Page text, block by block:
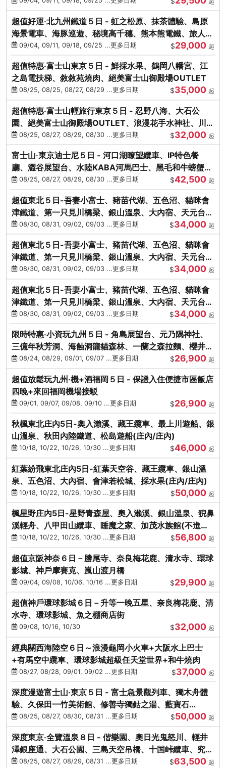
超值好運‧北九州鐵道５日 - 虹之松原、抹茶體驗、島原
海景電車、海豚巡遊、秘境高千穗、熊本熊電鐵、旅人觀
光列車-台中出發
09/04, 09/11, 09/18, 09/25 ...更多日期 $29,000 起
超值特惠‧富士山東京５日 - 鮮採水果、鶴岡八幡宮、江
之島電扶梯、敘敘苑燒肉、絕美富士山御殿場OUTLET
08/25, 08/25, 08/27, 08/29 ...更多日期 $35,000 起
超值特惠‧富士山輕旅行東京５日 - 忍野八海、大石公
園、絕美富士山御殿場OUTLET、浪漫花手水神社、川越
小江戶
08/25, 08/27, 08/29, 08/30 ...更多日期 $32,000 起
富士山‧東京迪士尼５日 - 河口湖瞭望纜車、IP特色餐
廳、澀谷展望台、水陸KABA河馬巴士、黑毛和牛螃蟹美
饌、季節採果
08/25, 08/27, 08/29, 08/30 ...更多日期 $42,500 起
超值東北５日-吾妻小富士、豬苗代湖、五色沼、貓咪會
津鐵道、第一只見川橋梁、銀山溫泉、大內宿、天元台高
原纜車
08/30, 08/31, 09/02, 09/03 ...更多日期 $34,000 起
超值東北５日-吾妻小富士、豬苗代湖、五色沼、貓咪會
津鐵道、第一只見川橋梁、銀山溫泉、大內宿、天元台高
原纜車
08/30, 08/31, 09/02, 09/03 ...更多日期 $34,000 起
超值東北５日-吾妻小富士、豬苗代湖、五色沼、貓咪會
津鐵道、第一只見川橋梁、銀山溫泉、大內宿、天元台高
原纜車
08/30, 08/31, 09/02, 09/03 ...更多日期 $34,000 起
限時特惠‧小資玩九州５日 - 角島展望台、元乃隅神社、
三億年秋芳洞、海蝕洞龍貓森林、一蘭之森拉麵、櫻井二
見浦08/24, 08/29, 09/01, 09/07 ...更多日期 $26,900 起
超值放鬆玩九州‧機+酒福岡５日 - 保證入住便捷市區飯店
四晚+來回福岡機場接駁
09/01, 09/07, 09/08, 09/10 ...更多日期 $26,900 起
秋楓東北庄內5日-奧入瀨溪、藏王纜車、最上川遊船、銀
山溫泉、秋田內陸鐵道、松島遊船(庄內/庄內)
10/18, 10/22, 10/26, 10/30 ...更多日期 $46,000 起
紅葉紛飛東北庄內5日-紅葉天空谷、藏王纜車、銀山溫
泉、五色沼、大內宿、會津若松城、採水果(庄內/庄內)
10/18, 10/22, 10/26, 10/30 ...更多日期 $50,000 起
楓星野庄內5日-星野青森屋、奧入瀨溪、銀山溫泉、猊鼻
溪輕舟、八甲田山纜車、睡魔之家、加茂水族館(不進店)
(庄內/庄內)
10/18, 10/22, 10/26, 10/30 ...更多日期 $56,800 起
超值京阪神奈６日－勝尾寺、奈良梅花鹿、清水寺、環球
影城、神戶摩賽克、嵐山渡月橋
09/04, 09/08, 10/06, 10/16 ...更多日期 $29,900 起
超值神戶環球影城６日－升等一晚五星、奈良梅花鹿、清
水寺、環球影城、魚之棚商店街
09/08, 10/16, 10/30 $32,000 起
經典關西海陸空６日～浪漫龜岡小火車+大阪水上巴士
+有馬空中纜車、環球影城超級任天堂世界+和牛燒肉
08/27, 08/28, 09/01, 09/02 ...更多日期 $37,000 起
深度漫遊富士山‧東京５日 - 富士急景觀列車、獨木舟體
驗、久保田一竹美術館、修善寺獨鈷之湯、藍寶石
SAPHIR踴子號
08/25, 08/27, 08/30, 08/31 ...更多日期 $50,000 起
深度東京‧全覽溫泉８日 - 偕樂園、奧日光鬼怒川、輕井
澤銀座通、大石公園、三島天空吊橋、十国峠纜車、究極
海鮮食べ放題
08/25, 08/27, 08/29, 08/31 ...更多日期 $63,500 起